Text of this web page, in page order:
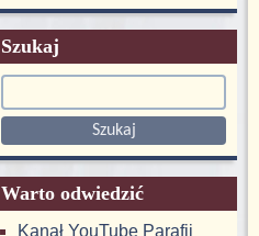
Szukaj
Warto odwiedzić
Kanał YouTube Parafii